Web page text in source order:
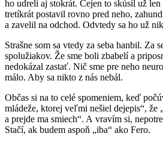
ho udreli aj stokrát. Čejen to skúsil už
tretíkrát postavil rovno pred neho,
a zavelil na odchod. Odvtedy sa ho už
Strašne som sa vtedy za seba hanbil. Za
spolužiakov. Že sme boli zbabelí a
nedokázal zastať. Nič sme pre neho
málo. Aby sa nikto z nás nebál.
Občas si na to celé spomeniem, keď
mládeže, ktorej veľmi nešiel dejepis“, že
a prejde ma smiech“. A vravím si,
Stačí, ak budem aspoň „iba“ ako Fero.